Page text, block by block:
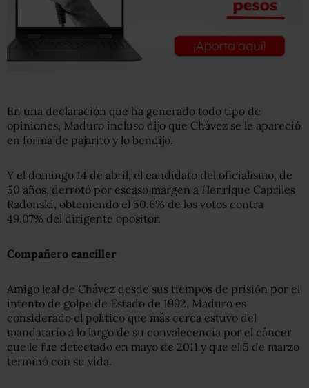
En una declaración que ha generado todo tipo de
opiniones, Maduro incluso dijo que Chávez se le apareció
en forma de pajarito y lo bendijo.
Y el domingo 14 de abril, el candidato del oficialismo, de
50 años, derrotó por escaso margen a Henrique Capriles
Radonski, obteniendo el 50.6% de los votos contra
49.07% del dirigente opositor.
Compañero canciller
Amigo leal de Chávez desde sus tiempos de prisión por el
intento de golpe de Estado de 1992, Maduro es
considerado el político que más cerca estuvo del
mandatario a lo largo de su convalecencia por el cáncer
que le fue detectado en mayo de 2011 y que el 5 de marzo
terminó con su vida.